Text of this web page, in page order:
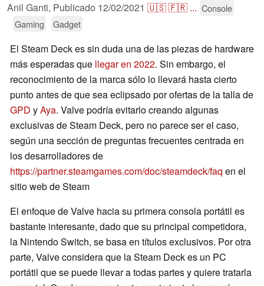
Anil Ganti, Publicado 12/02/2021 🇺🇸🇫🇷 ... Console
Gaming
Gadget
El Steam Deck es sin duda una de las piezas de hardware
más esperadas que llegar en 2022. Sin embargo, el
reconocimiento de la marca sólo lo llevará hasta cierto
punto antes de que sea eclipsado por ofertas de la talla de
GPD yAya. Valve podría evitarlo creando algunas
exclusivas de Steam Deck, pero no parece ser el caso,
según una sección de preguntas frecuentes centrada en
los desarrolladores de
https://partner.steamgames.com/doc/steamdeck/faq en el
sitio web de Steam
El enfoque de Valve hacia su primera consola portátil es
bastante interesante, dado que su principal competidora,
la Nintendo Switch, se basa en títulos exclusivos. Por otra
parte, Valve considera que la Steam Deck es un PC
portátil que se puede llevar a todas partes y quiere tratarla